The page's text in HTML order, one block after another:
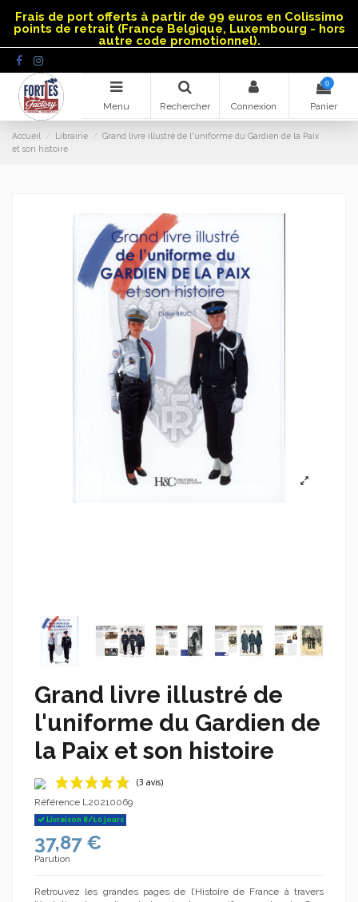
Frais de port offerts à partir de 99 euros en Colissimo
points de retrait (France Belgique, Luxembourg - hors
autre code promotionnel).
Menu Rechercher Connexion
0
Panier
Accueil Librairie
Grand livre illustré de l'uniforme du Gardien de la Paix
et son histoire
Grand livre illustré de
l'uniforme du Gardien de
la Paix et son histoire
Référence L20210069
Livraison 8/10 jours
37,87 €
Parution
Retrouvez les grandes pages de l’Histoire de France à travers